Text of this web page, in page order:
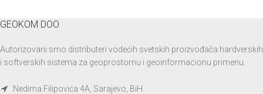
GEOKOM DOO
Autorizovani smo distributeri vodećih svetskih proizvođača hardverskih
i softverskih sistema za geoprostornu i geoinformacionu primenu.
Nedima Filipovića 4A, Sarajevo, BiH